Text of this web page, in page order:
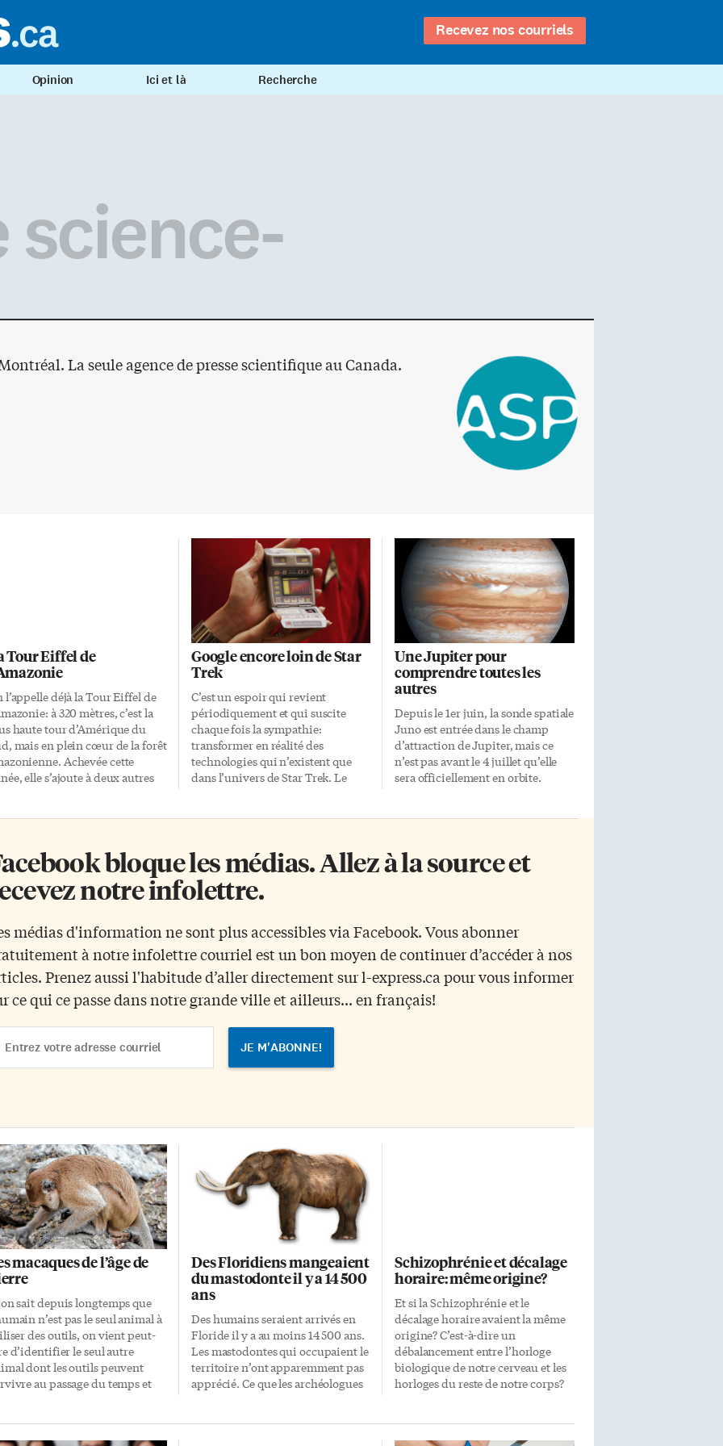
Recevez nos courriels
Opinion Ici et là Recherche
science-
La seule agence de presse scientifique au Canada.
Tour Eiffel de
l’appelle déjà la Tour Eiffel de
à 320 mètres, c’est la
haute tour d’Amérique du
mais en plein cœur de la forêt
Achevée cette
elle s’ajoute à deux autres
couvrant un territoire
100 kilomètres carrés.
Observatoire des hautes tours
par l’Allemagne et le Brésil.
durer 30 ans et amasser
masse d’informations inédites
la plus grande forêt […]
Google encore loin de Star
Trek
C’est un espoir qui revient
périodiquement et qui suscite
chaque fois la sympathie:
transformer en réalité des
technologies qui n’existent que
dans l’univers de Star Trek. Le
ans une compagnie de
biotechnologie vouée
spécifiquement au
cet appareil médical capable de
faire des diagnostics en quelques
secondes. On espérait avoir en six
mois un prototype capable de
détecter des cellules cancéreuses.
Trois ans plus tard, le projet est en
Une Jupiter pour
comprendre toutes les
autres
Depuis le 1er juin, la sonde spatiale
Juno est entrée dans le champ
d’attraction de Jupiter, mais ce
n’est pas avant le 4 juillet qu’elle
sera officiellement en orbite.
semblables à Jupiter, tournant
autour d’étoiles lointaines. Parmi
deux décennies, la majorité est
constituée de boules de gaz
géantes comme Jupiter, ou plus
grosses qu’elle. Or, on connaît fort
peu de choses sur l’intérieur de
Jupiter — une seule sonde a
bloque les médias. Allez à la source et
notre infolettre.
médias d'information ne sont plus accessibles via Facebook. Vous abonner
à notre infolettre courriel est un bon moyen de continuer d’accéder à nos
Prenez aussi l'habitude d’aller directement sur l-express.ca pour vous informer
ce qui ce passe dans notre grande ville et ailleurs... en français!
macaques de l’âge de
sait depuis longtemps que
n’est pas le seul animal à
des outils, on vient peut-
d’identifier le seul autre
dont les outils peuvent
au passage du temps et
Des Floridiens mangeaient
du mastodonte il y a 14 500
ans
Des humains seraient arrivés en
Floride il y a au moins 14 500 ans.
Les mastodontes qui occupaient le
territoire n’ont apparemment pas
apprécié. Ce que les archéologues
Schizophrénie et décalage
horaire: même origine?
Et si la Schizophrénie et le
décalage horaire avaient la même
origine? C’est-à-dire un
débalancement entre l’horloge
biologique de notre cerveau et les
horloges du reste de notre corps?